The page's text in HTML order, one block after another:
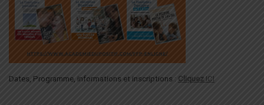
Dates, Programme, informations et inscriptions : Cliquez ICI